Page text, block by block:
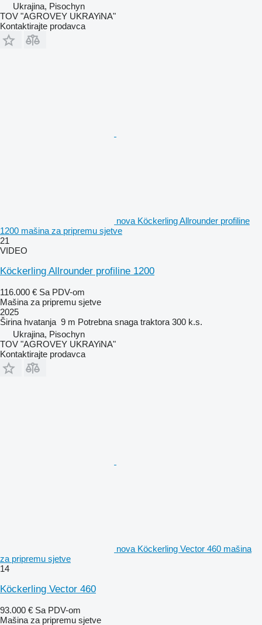
Ukrajina, Pisochyn
TOV "AGROVEY UKRAYiNA"
Kontaktirajte prodavca
nova Köckerling Allrounder profiline
1200 mašina za pripremu sjetve
21
VIDEO
Köckerling Allrounder profiline 1200
116.000 € Sa PDV-om
Mašina za pripremu sjetve
2025
Širina hvatanja 9 m Potrebna snaga traktora 300 k.s.
Ukrajina, Pisochyn
TOV "AGROVEY UKRAYiNA"
Kontaktirajte prodavca
nova Köckerling Vector 460 mašina
za pripremu sjetve
14
Köckerling Vector 460
93.000 € Sa PDV-om
Mašina za pripremu sjetve